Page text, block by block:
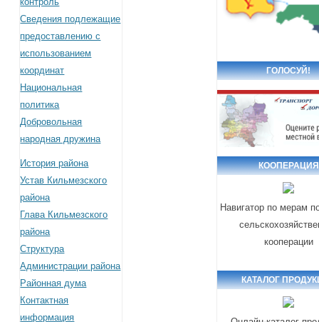
Сведения подлежащие
предоставлению с
использованием
координат
Национальная
политика
Добровольная
народная дружина
История района
Устав Кильмезского
района
Глава Кильмезского
района
Структура
Администрации района
Районная дума
Контактная
информация
ГОЛОСУЙ!
КООПЕРАЦИЯ
Навигатор по мерам
кооперации
КАТАЛОГ